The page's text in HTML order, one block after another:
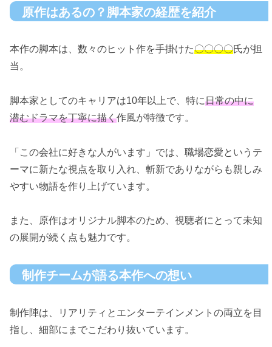
原作はあるの？脚本家の経歴を紹介
本作の脚本は、数々のヒット作を手掛けた〇〇〇〇氏が担
当。
脚本家としてのキャリアは10年以上で、特に日常の中に
潜むドラマを丁寧に描く作風が特徴です。
「この会社に好きな人がいます」では、職場恋愛というテ
ーマに新たな視点を取り入れ、斬新でありながらも親しみ
やすい物語を作り上げています。
また、原作はオリジナル脚本のため、視聴者にとって未知
の展開が続く点も魅力です。
制作チームが語る本作への想い
制作陣は、リアリティとエンターテインメントの両立を目
指し、細部にまでこだわり抜いています。